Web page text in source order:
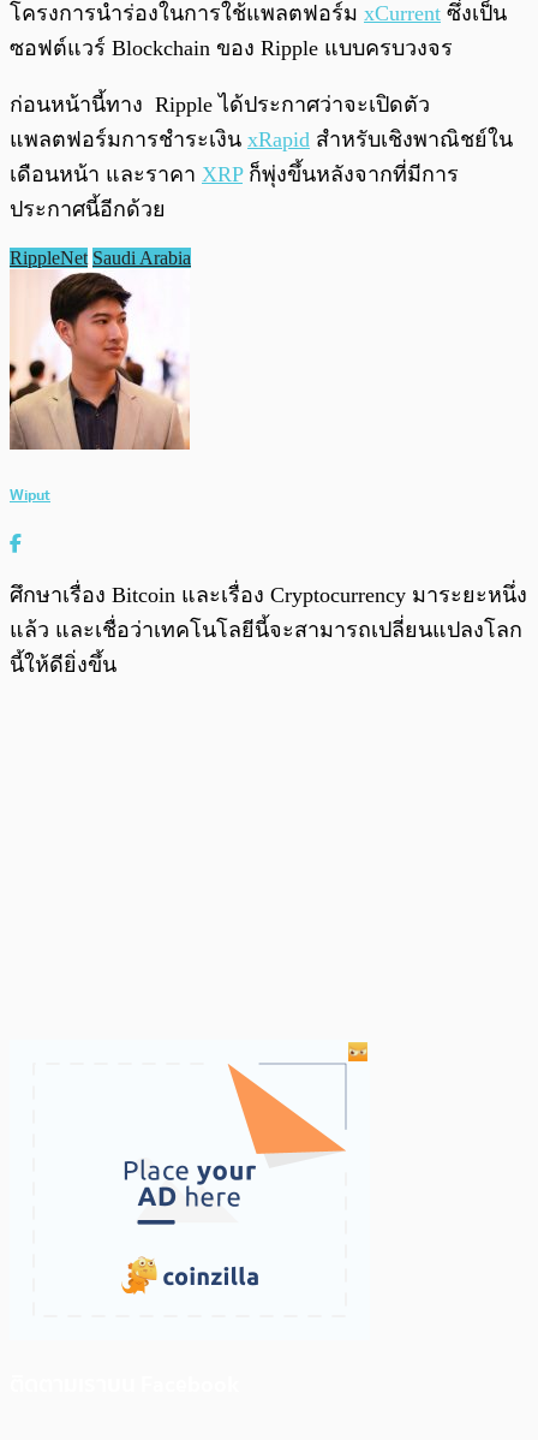
โครงการนำร่องในการใช้แพลตฟอร์ม xCurrent ซึ่งเป็น
ซอฟต์แวร์ Blockchain ของ Ripple แบบครบวงจร
ก่อนหน้านี้ทาง Ripple ได้ประกาศว่าจะเปิดตัว
แพลตฟอร์มการชำระเงิน xRapid สำหรับเชิงพาณิชย์ใน
เดือนหน้า และราคา XRPก็พุ่งขึ้นหลังจากที่มีการ
ประกาศนี้อีกด้วย
RippleNet Saudi Arabia
Wiput
ศึกษาเรื่อง Bitcoin และเรื่อง Cryptocurrency มาระยะหนึ่ง
แล้ว และเชื่อว่าเทคโนโลยีนี้จะสามารถเปลี่ยนแปลงโลก
นี้ให้ดียิ่งขึ้น